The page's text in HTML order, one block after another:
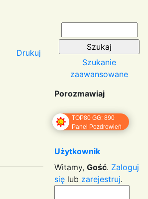
Drukuj
Szukanie
zaawansowane
Porozmawiaj
TOP80 GG: 890
Panel Pozdrowień
Użytkownik
Witamy, Gość. Zaloguj
się lub zarejestruj.